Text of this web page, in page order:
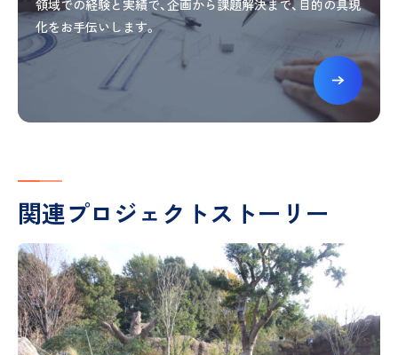
領域での経験と実績で、企画から課題解決まで、目的の具現
化をお手伝いします。
関連プロジェクトストーリー